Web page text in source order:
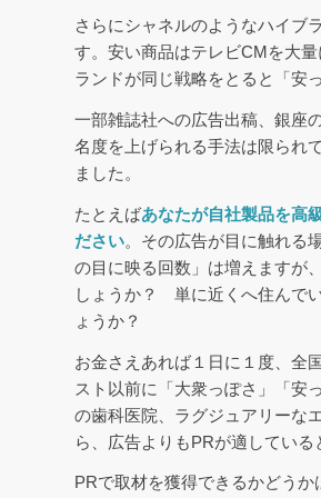
さらにシャネルのようなハイブ
す。安い商品はテレビCMを大
ランドが同じ戦略をとると「安
一部雑誌社への広告出稿、銀座
名度を上げられる手法は限られ
ました。
たとえばあなたが自社製品を高
ださい。その広告が目に触れる
の目に映る回数」は増えますが
しょうか？ 単に近くへ住んで
ょうか？
お金さえあれば１日に１度、全
スト以前に「大衆っぽさ」「安
の歯科医院、ラグジュアリーな
ら、広告よりもPRが適している
PRで取材を獲得できるかどう